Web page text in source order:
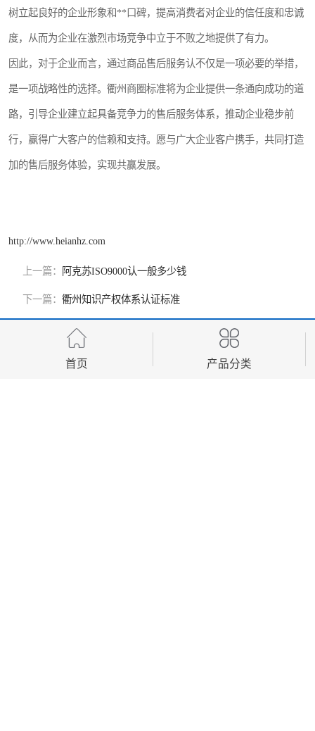
树立起良好的企业形象和**口碑，提高消费者对企业的信任度和忠诚
度，从而为企业在激烈市场竞争中立于不败之地提供了有力。
因此，对于企业而言，通过商品售后服务认不仅是一项必要的举措，
是一项战略性的选择。衢州商圈标准将为企业提供一条通向成功的道
路，引导企业建立起具备竞争力的售后服务体系，推动企业稳步前
行，赢得广大客户的信赖和支持。愿与广大企业客户携手，共同打造
加的售后服务体验，实现共赢发展。
http://www.heianhz.com
上一篇： 阿克苏ISO9000认一般多少钱
下一篇： 衢州知识产权体系认证标准
首页 产品分类